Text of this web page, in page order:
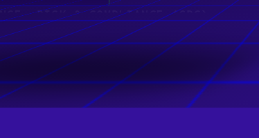
RISK & COMPLIANCE (GRC)
(M/W/D)
GmbH
Bielefeld, Bonn,
Münster